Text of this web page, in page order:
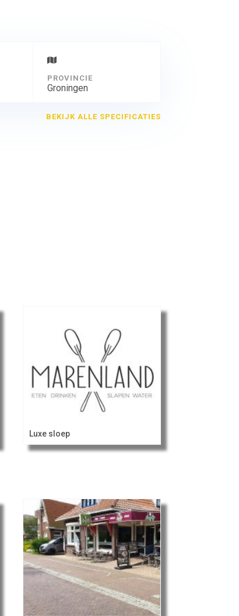
PROVINCIE
Groningen
BEKIJK ALLE SPECIFICATIES
Luxe sloep